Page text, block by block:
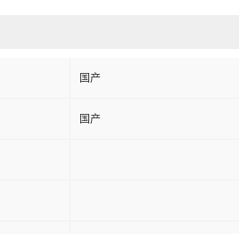
国产
国产